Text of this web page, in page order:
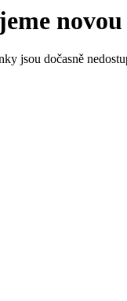
jsou dočasně